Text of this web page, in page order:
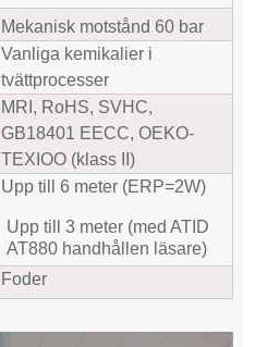
Mekanisk motstånd 60 bar
Vanliga kemikalier i
tvättprocesser
MRI, RoHS, SVHC,
GB18401 EECC, OEKO-
TEXIOO (klass II)
Upp till 6 meter (ERP=2W)
Upp till 3 meter (med ATID
AT880 handhållen läsare)
Foder